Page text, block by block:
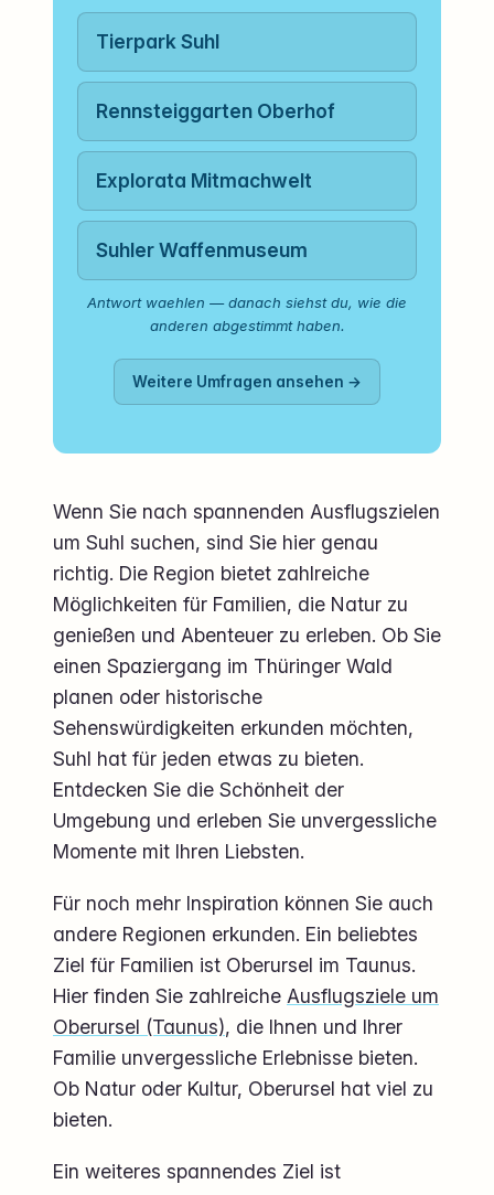
Tierpark Suhl
Rennsteiggarten Oberhof
Explorata Mitmachwelt
Suhler Waffenmuseum
Antwort waehlen — danach siehst du, wie die
anderen abgestimmt haben.
Weitere Umfragen ansehen →
Wenn Sie nach spannenden Ausflugszielen
um Suhl suchen, sind Sie hier genau
richtig. Die Region bietet zahlreiche
Möglichkeiten für Familien, die Natur zu
genießen und Abenteuer zu erleben. Ob Sie
einen Spaziergang im Thüringer Wald
planen oder historische
Sehenswürdigkeiten erkunden möchten,
Suhl hat für jeden etwas zu bieten.
Entdecken Sie die Schönheit der
Umgebung und erleben Sie unvergessliche
Momente mit Ihren Liebsten.
Für noch mehr Inspiration können Sie auch
andere Regionen erkunden. Ein beliebtes
Ziel für Familien ist Oberursel im Taunus.
Hier finden Sie zahlreiche Ausflugsziele um
Oberursel (Taunus), die Ihnen und Ihrer
Familie unvergessliche Erlebnisse bieten.
Ob Natur oder Kultur, Oberursel hat viel zu
bieten.
Ein weiteres spannendes Ziel ist